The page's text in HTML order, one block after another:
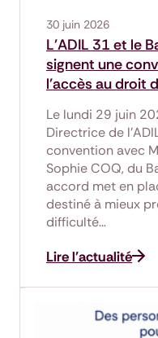
L'ADIL 31 et le
signent une
l'accès au droit
30 juin 2026
Le lundi 29 juin
Directrice de
convention avec
Sophie COQ, du
accord met en
destiné à mieux
difficulté…
Lire l'actualité